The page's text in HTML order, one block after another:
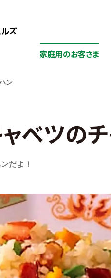
家庭用のお客さま
ン
ベツの
だよ！